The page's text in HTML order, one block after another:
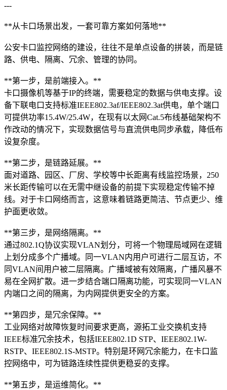
---
**从卡口场景出发，一套可靠方案如何落地**
公安卡口监控网络的建设，往往不是单点设备的拼装，而是链
路、供电、隔离、冗余、管理的协同。
**第一步，是前端接入。**
卡口摄像机等基于IP的终端，需要稳定的数据与供电支撑。设
备下联电口支持标准IEEE802.3af/IEEE802.3at供电，单个端口
可提供功率15.4W/25.4W，在现有以太网Cat.5布线基础架构不
作改动的情况下，实现数据信号与直流供电同步承载，降低布
设复杂度。
**第二步，是链路延展。**
面对道路、园区、厂房、学校等中长距离有线监控场景，250
米长距传输可以在无需中继设备的前提下实现稳定传输不掉
线。对于卡口网络而言，这意味着链路更简洁、节点更少、维
护面更收敛。
**第三步，是网络隔离。**
通过802.1Q协议实现VLAN划分，可将一个物理局域网在逻辑
上划分成多个广播域。同一VLAN内用户可进行二层互访，不
同VLAN间用户被二层隔离。广播域被有效隔离，广播风暴不
易在全网扩散。进一步结合端口隔离功能，可实现同一VLAN
内端口之间的隔离，为内网提供更安全的方案。
**第四步，是冗余保障。**
工业网络对故障恢复时间要求更高，源拓工业交换机支持
IEEE标准冗余技术，包括IEEE802.1D STP、IEEE802.1W-
RSTP、IEEE802.1S-MSTP。特别是环网冗余能力，在卡口监
控网络中，可为链路连续性提供更稳妥的支撑。
**第五步，是运维简化。**